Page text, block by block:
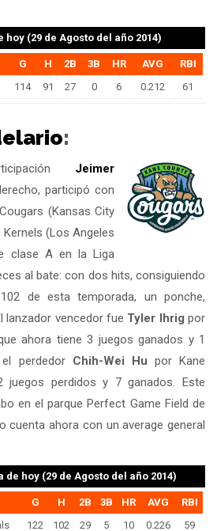
hoy (29 de Agosto del año 2014)
G H 2B 3B HR AVG
RBI
114 91 27 0 6 0.212 61
:
Jeimer
participó con
(Kansas City
Kernels (Los Angeles
clase A en la Liga
al bate: con dos hits, consiguiendo
de esta temporada, un ponche,
lanzador vencedor fue Tyler Ihrig por
ahora tiene 3 juegos ganados y 1
perdedor Chih-Wei Hu por Kane
juegos perdidos y 7 ganados. Este
en el parque Perfect Game Field de
cuenta ahora con un average general
de hoy (29 de Agosto del año 2014)
G H 2B 3B HR AVG
RBI
122 102 29 5 10 0.226 59